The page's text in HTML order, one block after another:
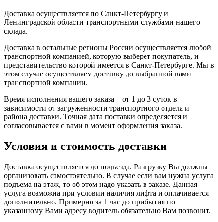
Доставка осуществляется по Санкт-Петербургу и
Ленинградской области транспортными службами нашего
склада.
Доставка в остальные регионы России осуществляется любой
транспортной компанией, которую выберет покупатель, и
представительство которой имеется в Санкт-Петербурге. Мы в
этом случае осуществляем доставку до выбранной вами
транспортной компании.
Время исполнения вашего заказа – от 1 до 3 суток в
зависимости от загруженности транспортного отдела и
района доставки. Точная дата поставки определяется и
согласовывается с вами в момент оформления заказа.
Условия и стоимость доставки
Доставка осуществляется до подъезда. Разгрузку Вы должны
организовать самостоятельно. В случае если вам нужна услуга
подъема на этаж, то об этом надо указать в заказе. Данная
услуга возможна при условии наличия лифта и оплачивается
дополнительно. Примерно за 1 час до прибытия по
указанному Вами адресу водитель обязательно Вам позвонит.